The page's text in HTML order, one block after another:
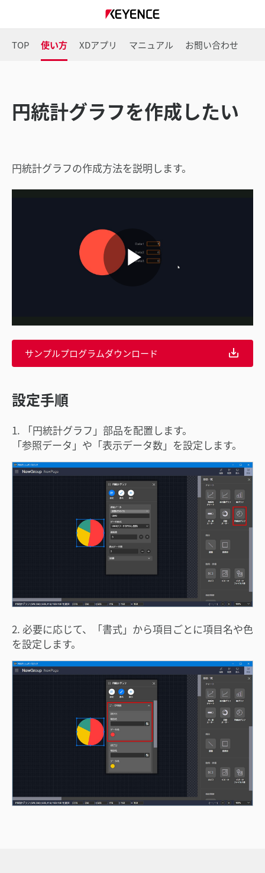
TOP 使い方 XDアプリ マニュアル お問い合わせ
円統計グラフを作成したい
円統計グラフの作成方法を説明します。
デ
を
再
生
す
る
サンプルプログラムダウンロード
設定手順
1. 「円統計グラフ」部品を配置します。
「参照データ」や「表示データ数」を設定します。
2. 必要に応じて、「書式」から項目ごとに項目名や色
を設定します。